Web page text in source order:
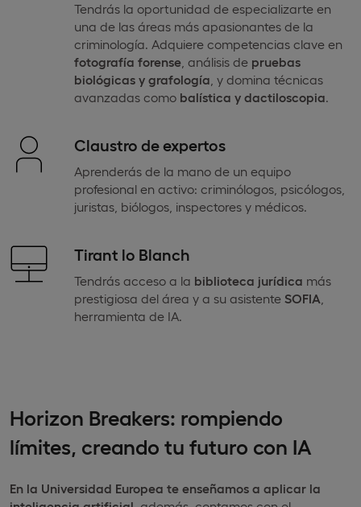
Tendrás la oportunidad de especializarte en
una de las áreas más apasionantes de la
criminología. Adquiere competencias clave en
fotografía forense , análisis de pruebas
biológicas y grafología , y domina técnicas
avanzadas como balística y dactiloscopia.
Claustro de expertos
Aprenderás de la mano de un equipo
profesional en activo: criminólogos, psicólogos,
juristas, biólogos, inspectores y médicos.
Tirant lo Blanch
Tendrás acceso a la biblioteca jurídica más
prestigiosa del área y a su asistente SOFIA
herramienta de IA.
Horizon Breakers: rompiendo
límites, creando tu futuro con IA
En la Universidad Europea te enseñamos a aplicar la